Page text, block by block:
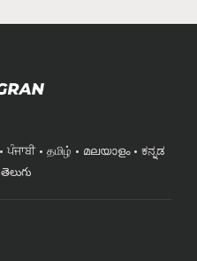
ਪੰਜਾਬੀ தமிழ் മലയാളം
ಕನ್ನಡ
తెలుగు